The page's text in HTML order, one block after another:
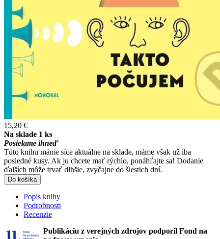
15,20 €
Na sklade 1 ks
Posielame ihneď
Túto knihu máme síce aktuálne na sklade, máme však už iba
posledné kusy. Ak ju chcete mať rýchlo, ponáhľajte sa! Dodanie
ďalších môže trvať dlhšie, zvyčajne do šiestich dní.
Do košíka
Popis knihy
Podrobnosti
Recenzie
Publikáciu z verejných zdrojov podporil Fond na